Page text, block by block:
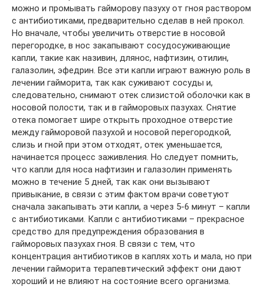
можно и промывать гайморову пазуху от гноя раствором
с антибиотиками, предварительно сделав в ней прокол.
Но вначале, чтобы увеличить отверстие в носовой
перегородке, в нос закапывают сосудосуживающие
капли, такие как називин, длянос, нафтизин, отилин,
галазолин, эфедрин. Все эти капли играют важную роль в
лечении гайморита, так как суживают сосуды и,
следовательно, снимают отек слизистой оболочки как в
носовой полости, так и в гайморовых пазухах. Снятие
отека помогает шире открыть проходное отверстие
между гайморовой пазухой и носовой перегородкой,
слизь и гной при этом отходят, отек уменьшается,
начинается процесс заживления. Но следует помнить,
что капли для носа нафтизин и галазолин применять
можно в течение 5 дней, так как они вызывают
привыкание, в связи с этим фактом врачи советуют
сначала закапывать эти капли, а через 5-6 минут – капли
с антибиотиками. Капли с антибиотиками – прекрасное
средство для предупреждения образования в
гайморовых пазухах гноя. В связи с тем, что
концентрация антибиотиков в каплях хоть и мала, но при
лечении гайморита терапевтический эффект они дают
хороший и не влияют на состояние всего организма.